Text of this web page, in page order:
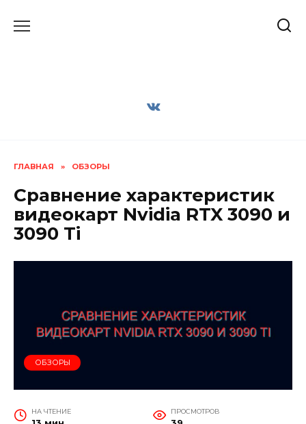
ГЛАВНАЯ » ОБЗОРЫ
Сравнение характеристик
видеокарт Nvidia RTX 3090 и
3090 Ti
ОБЗОРЫ
НА ЧТЕНИЕ ПРОСМОТРОВ